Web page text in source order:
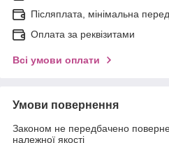
Післяплата, мінімальна
Оплата за реквізитами
Всі умови оплати
Умови повернення
Законом не передбачено
належної якості